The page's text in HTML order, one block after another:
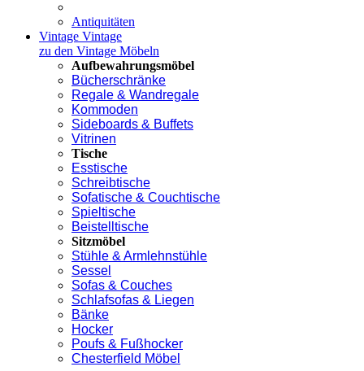
Antiquitäten
Vintage Vintage
zu den Vintage Möbeln
Aufbewahrungsmöbel
Bücherschränke
Regale & Wandregale
Kommoden
Sideboards & Buffets
Vitrinen
Tische
Esstische
Schreibtische
Sofatische & Couchtische
Spieltische
Beistelltische
Sitzmöbel
Stühle & Armlehnstühle
Sessel
Sofas & Couches
Schlafsofas & Liegen
Bänke
Hocker
Poufs & Fußhocker
Chesterfield Möbel